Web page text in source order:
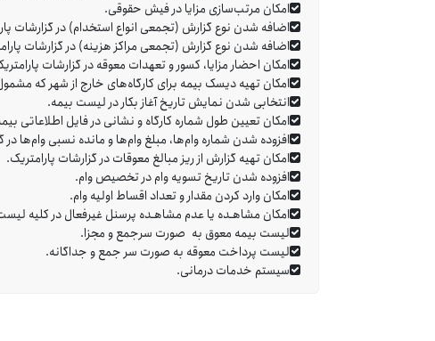
امکان مرتب‌سازی مزایا در فیش حقوقی.
اضافه شدن نوع گزارش (تجمعی انواع استخدام) در گزارشات
اضافه شدن نوع گزارش (تجمعی مراکز هزینه) در گزارشات
امکان احضار مزایا، کسور و تعهدات معوقه در گزارشات
امکان تهیه دیسک بیمه برای کارگاه‌های خارج از شهر که مشمول عفو 5 نفر سهم کارفرما
انتخابی شدن نمایش تاریخ آغاز بکار در لیست بیمه.
امکان تعیین طول شماره کارگاه و نشانی در فایل اطلاعاتی
افزوده شدن شماره وام‌ها، مبلغ وام‌ها و مانده نسبی وام‌ها
امکان تهیه گزارش از ریز مبالغ معوقات در گزارشات پارامتریک.
افزوده شدن تاریخ تسویه وام در تخصیص وام.
امکان وارد کردن مقدار و تعداد اقساط اولیه وام.
امکان مشاهـده یا عدم مشاهـده پرسنل غیرفعال در کلیه
لیست بیمه معوق به صورت سرجمع و مجزا.
لیست پرداخت معوقه به صورت سر جمع و جداگانه.
سیستم خدمات درمانی.